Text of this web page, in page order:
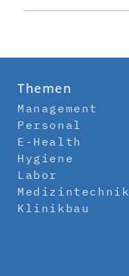
Themen
Management
Personal
E-Health
Hygiene
Labor
Medizintechnik
Klinikbau